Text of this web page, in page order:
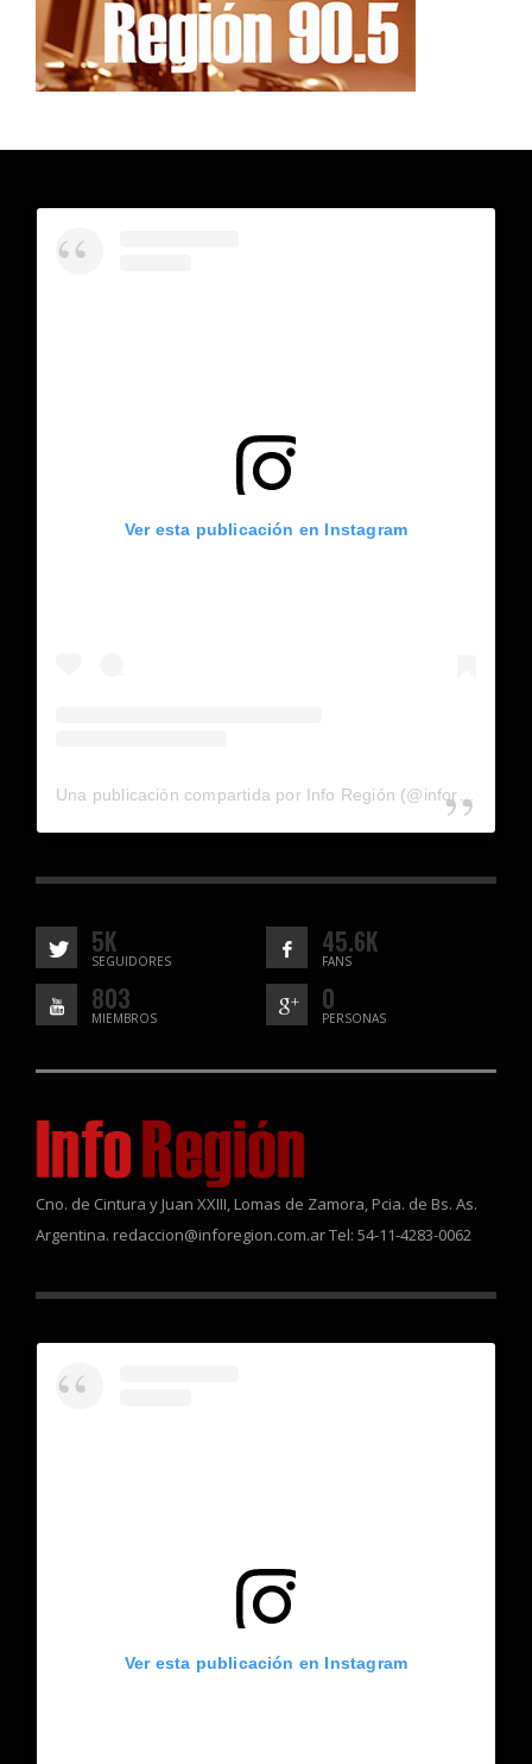
Ver esta publicación en Instagram
5K
SEGUIDORES
45.6K
FANS
803
MIEMBROS
0
PERSONAS
Cno. de Cintura y Juan XXIII, Lomas de Zamora, Pcia. de Bs. As.
Argentina. redaccion@inforegion.com.ar Tel: 54-11-4283-0062
Ver esta publicación en Instagram